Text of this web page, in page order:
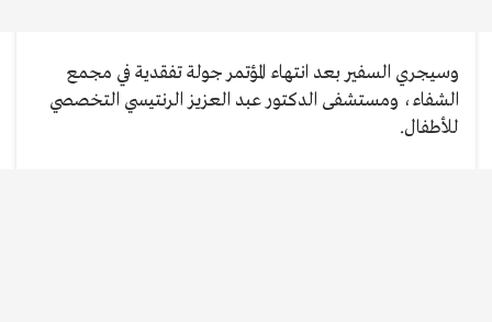
وسيجري السفير بعد انتهاء المؤتمر جولة تفقدية في مجمع
الشفاء، ومستشفى الدكتور عبد العزيز الرنتيسي التخصصي
للأطفال.